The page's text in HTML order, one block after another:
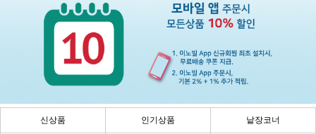
신상품 인기상품 낱장코너